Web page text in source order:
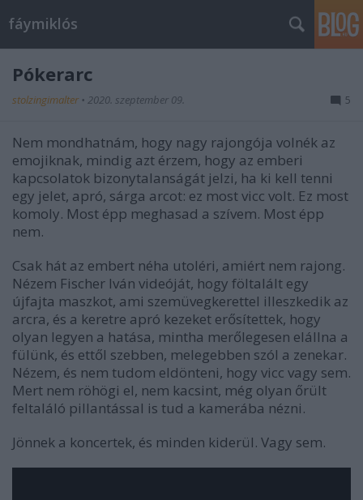
fáymiklós
Pókerarc
stolzingimalter • 2020. szeptember 09. 5
Nem mondhatnám, hogy nagy rajongója volnék az
emojiknak, mindig azt érzem, hogy az emberi
kapcsolatok bizonytalanságát jelzi, ha ki kell tenni
egy jelet, apró, sárga arcot: ez most vicc volt. Ez most
komoly. Most épp meghasad a szívem. Most épp
nem.
Csak hát az embert néha utoléri, amiért nem rajong.
Nézem Fischer Iván videóját, hogy föltalált egy
újfajta maszkot, ami szemüvegkerettel illeszkedik az
arcra, és a keretre apró kezeket erősítettek, hogy
olyan legyen a hatása, mintha merőlegesen elállna a
fülünk, és ettől szebben, melegebben szól a zenekar.
Nézem, és nem tudom eldönteni, hogy vicc vagy sem.
Mert nem röhögi el, nem kacsint, még olyan őrült
feltaláló pillantással is tud a kamerába nézni.
Jönnek a koncertek, és minden kiderül. Vagy sem.